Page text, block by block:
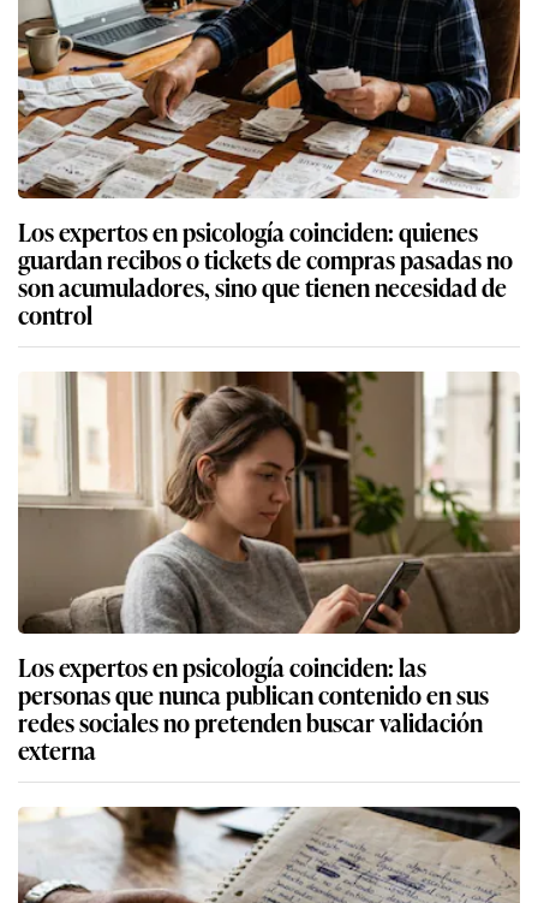
Los expertos en psicología coinciden: quienes
guardan recibos o tickets de compras pasadas no
son acumuladores, sino que tienen necesidad de
control
Los expertos en psicología coinciden: las
personas que nunca publican contenido en sus
redes sociales no pretenden buscar validación
externa